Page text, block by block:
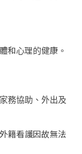
和心理的健康。
務協助、外出及
籍看護因故無法